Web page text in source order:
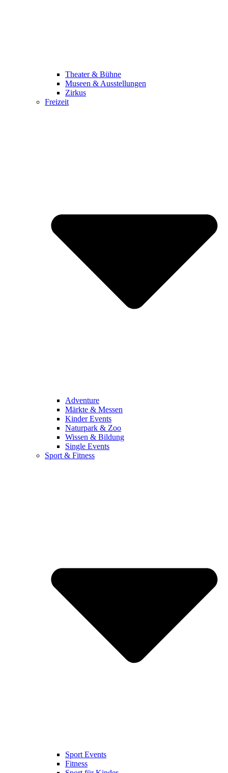
Theater & Bühne
Museen & Ausstellungen
Zirkus
Freizeit
Adventure
Märkte & Messen
Kinder Events
Naturpark & Zoo
Wissen & Bildung
Single Events
Sport & Fitness
Sport Events
Fitness